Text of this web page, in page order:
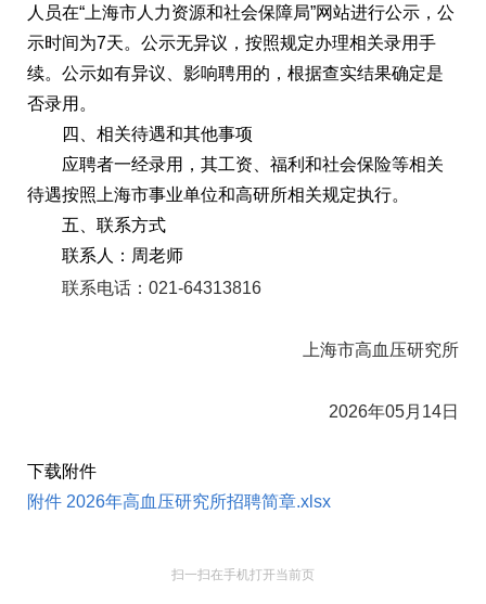
人员在“上海市人力资源和社会保障局”网站进行公示，公
示时间为7天。公示无异议，按照规定办理相关录用手
续。公示如有异议、影响聘用的，根据查实结果确定是
否录用。
四、相关待遇和其他事项
应聘者一经录用，其工资、福利和社会保险等相关
待遇按照上海市事业单位和高研所相关规定执行。
五、联系方式
联系人：周老师
联系电话：021-64313816
上海市高血压研究所
2026年05月14日
下载附件
附件 2026年高血压研究所招聘简章.xlsx
扫一扫在手机打开当前页